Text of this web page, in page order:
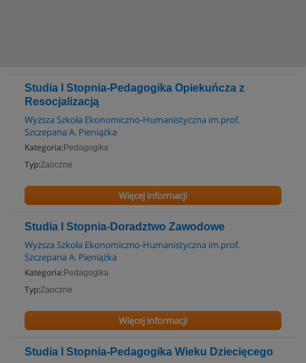
Studia I Stopnia-Pedagogika Opiekuńcza z
Resocjalizacją
Wyższa Szkoła Ekonomiczno-Humanistyczna im.prof.
Szczepana A. Pieniążka
Kategoria: Pedagogika
Typ:Zaoczne
Więcej informacji
Studia I Stopnia-Doradztwo Zawodowe
Wyższa Szkoła Ekonomiczno-Humanistyczna im.prof.
Szczepana A. Pieniążka
Kategoria: Pedagogika
Typ:Zaoczne
Więcej informacji
Studia I Stopnia-Pedagogika Wieku Dziecięcego